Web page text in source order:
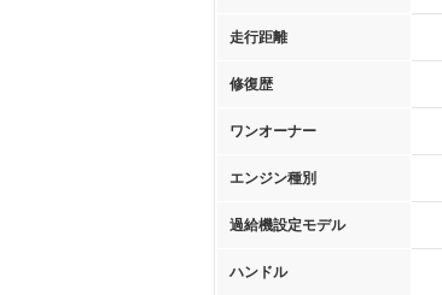
走行距離
修復歴
ワンオーナー
エンジン種別
過給機設定モデル
ハンドル